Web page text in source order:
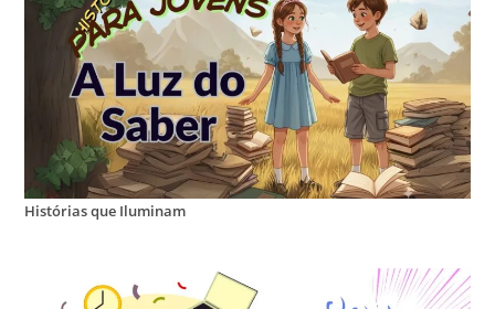
Histórias que Iluminam